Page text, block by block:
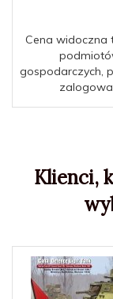
Cena widoczna
gospodarczych,
Klienci,